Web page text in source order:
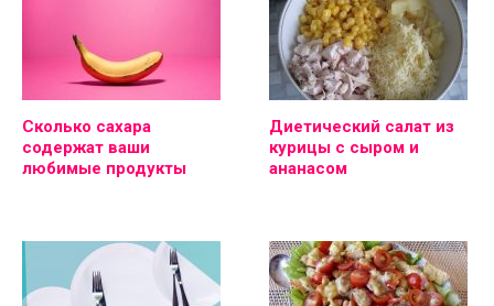
Сколько сахара
содержат ваши
любимые продукты
Диетический салат из
курицы с сыром и
ананасом